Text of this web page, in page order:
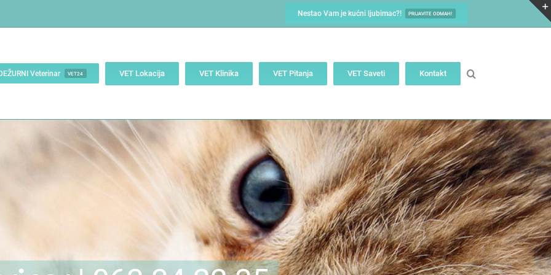
Nestao Vam je kućni ljubimac?! PRIJAVITE ODMAH!
Veterinar VET24 VET Lokacija VET Klinika VET Pitanja VET Saveti Kontakt